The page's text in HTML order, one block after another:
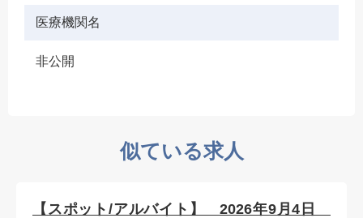
医療機関名
非公開
似ている求人
【スポット/アルバイト】 2026年9月4日